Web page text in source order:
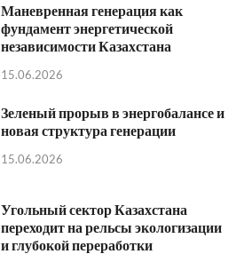
Маневренная генерация как
фундамент энергетической
независимости Казахстана
15.06.2026
Зеленый прорыв в энергобалансе и
новая структура генерации
15.06.2026
Угольный сектор Казахстана
переходит на рельсы экологизации
и глубокой переработки